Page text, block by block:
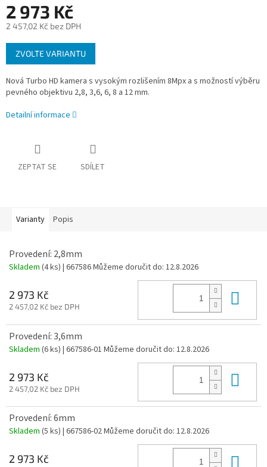
2 973 Kč
2 457,02 Kč bez DPH
Měrná
cena:
ZVOLTE VARIANTU
Nová Turbo HD kamera s vysokým rozlišením 8Mpx a s možností výběru
pevného objektivu 2,8, 3,6, 6, 8 a 12 mm.
Detailní informace
ZEPTAT SE SDÍLET
Varianty Popis
Provedení: 2,8mm
Skladem (4 ks) | 667586Můžeme doručit do: 12.8.2026
2 973 Kč
2 457,02 Kč bez DPH
Provedení: 3,6mm
Skladem (6 ks) | 667586-01 Můžeme doručit do: 12.8.2026
2 973 Kč
2 457,02 Kč bez DPH
Provedení: 6mm
Skladem (5 ks) | 667586-02Můžeme doručit do: 12.8.2026
2 973 Kč